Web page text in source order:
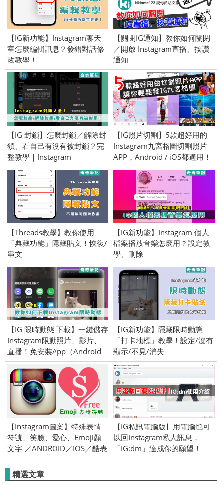
【IG新功能】Instagram聊天
室怎麼編輯訊息？發錯對話修
改教學！
【關閉IG通知】教你如何關閉
／開啟 Instagram直播、按讚
通知
【IG 封鎖】怎麼封鎖／解除封
鎖、看自己有沒有被封鎖？完
整教學｜Instagram
【IG照片切割】5款超好用的
Instagram九宮格圖切割照片
APP，Android / iOS都適用！
【Threads教學】教你使用
「典藏功能」隱藏貼文！恢復/
串文
【IG新功能】Instagram 個人
檔案播放音樂怎麼用？設定教
學、刪除
【IG 限時動態 下載】一鍵儲存
Instagram限動照片、影片、
直播！免安裝App（Android
／iOS）
【IG新功能】隱藏限時動態
「打卡地標」教學！設定/沒有
顯示/不見/消失
【Instagram圖案】特殊表情
符號、笑臉、愛心、Emoji顏
文字 ／ANDROID／IOS／酷表
【IG私訊電腦版】用電腦也可
以回Instagram私人訊息，
「IG:dm」達成你的願望！
精選文章